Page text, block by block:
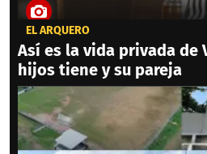
EL ARQUERO
Así es la vida privada de
hijos tiene y su pareja